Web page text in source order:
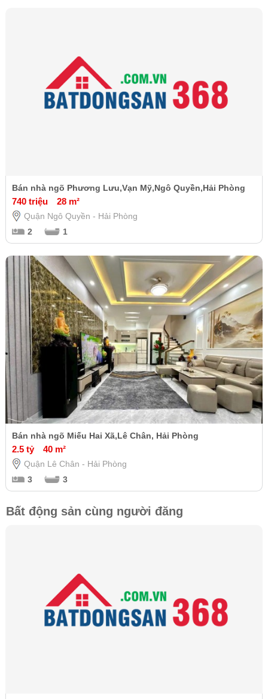
Bán nhà ngõ Phương Lưu,Vạn Mỹ,Ngô Quyền,Hải Phòng
740 triệu 28 m²
Quận Ngô Quyền - Hải Phòng
2
1
Bán nhà ngõ Miếu Hai Xã,Lê Chân, Hải Phòng
2.5 tỷ 40 m²
Quận Lê Chân - Hải Phòng
3
3
Bất động sản cùng người đăng